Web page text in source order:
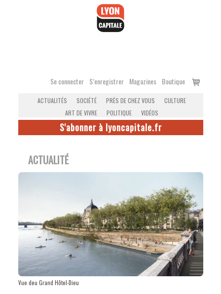
Se connecter S’enregistrer Magazines Boutique
Voir
ACTUALITÉS SOCIÉTÉ PRÈS DE CHEZ VOUS
CULTURE
ART DE VIVRE
POLITIQUE VIDÉOS
S'abonner à lyoncapitale.fr
ACTUALITÉ
Vue deu Grand Hôtel-Dieu